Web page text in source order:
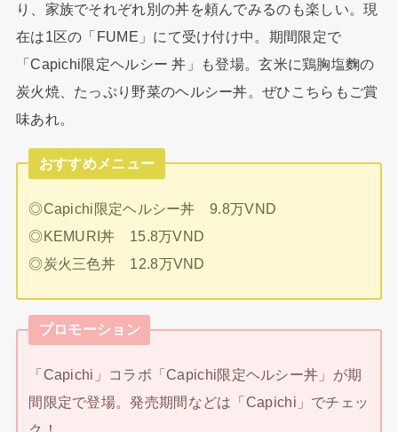
り、家族でそれぞれ別の丼を頼んでみるのも楽しい。現
在は1区の「FUME」にて受け付け中。期間限定で
「Capichi限定ヘルシー 丼」も登場。玄米に鶏胸塩麴の
炭火焼、たっぷり野菜のヘルシー丼。ぜひこちらもご賞
味あれ。
おすすめメニュー
◎Capichi限定ヘルシー丼 9.8万VND
◎KEMURI丼 15.8万VND
◎炭火三色丼 12.8万VND
プロモーション
「Capichi」コラボ「Capichi限定ヘルシー丼」が期
間限定で登場。発売期間などは「Capichi」でチェッ